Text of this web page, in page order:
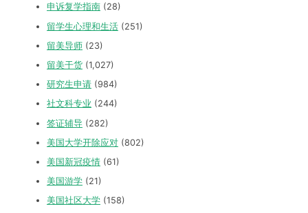
申诉复学指南 (28)
留学生心理和生活 (251)
留美导师 (23)
留美干货 (1,027)
研究生申请 (984)
社文科专业 (244)
签证辅导 (282)
美国大学开除应对 (802)
美国新冠疫情 (61)
美国游学 (21)
美国社区大学 (158)